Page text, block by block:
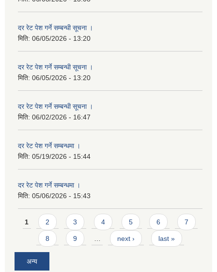
दर रेट पेश गर्ने सम्बन्धी सूचना ।
मिति: 06/05/2026 - 13:20
दर रेट पेश गर्ने सम्बन्धी सूचना ।
मिति: 06/05/2026 - 13:20
दर रेट पेश गर्ने सम्बन्धी सूचना ।
मिति: 06/02/2026 - 16:47
दर रेट पेश गर्ने सम्बन्धमा ।
मिति: 05/19/2026 - 15:44
दर रेट पेश गर्ने सम्बन्धमा ।
मिति: 05/06/2026 - 15:43
Pages
1 2 3 4 5 6 7
8 9 … next › last »
अन्य